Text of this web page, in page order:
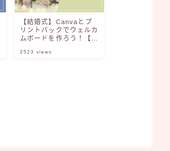
【結婚式】Canvaとプ
リントパックでウェルカ
ムボードを作ろう！【無
2523 views